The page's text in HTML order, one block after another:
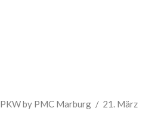
PKWby PMC Marburg
21. März